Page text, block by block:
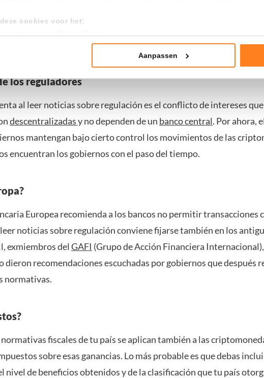
cookies voor het:
ons toestemming te geven om deze technieken te gebruiken voor
belang. U kunt uw privacy-instellingen te allen tijde inzien en bijwerken
Voor meer informatie: zie ons privacy - en cookiestatement
Aanpassen
criptomonedas y blanqueo de capitales afectan sobre todo a los
empresas y organizaciones que prestan servicios las que deben
los reguladores
al leer noticias sobre regulación es el conflicto de intereses
descentralizadasy no dependen de un banco central. Por ahora,
mantengan bajo cierto control los movimientos de las
encuentran los gobiernos con el paso del tiempo.
Europea recomienda a los bancos no permitir transacciones
noticias sobre regulación conviene fijarse también en los
exmiembros del GAFI (Grupo de Acción Financiera
recomendaciones escuchadas por gobiernos que después
normativas.
fiscales de tu país se aplican también a las
sobre esas ganancias. Lo más probable es que debas
nivel de beneficios obtenidos y de la clasificación que tu país